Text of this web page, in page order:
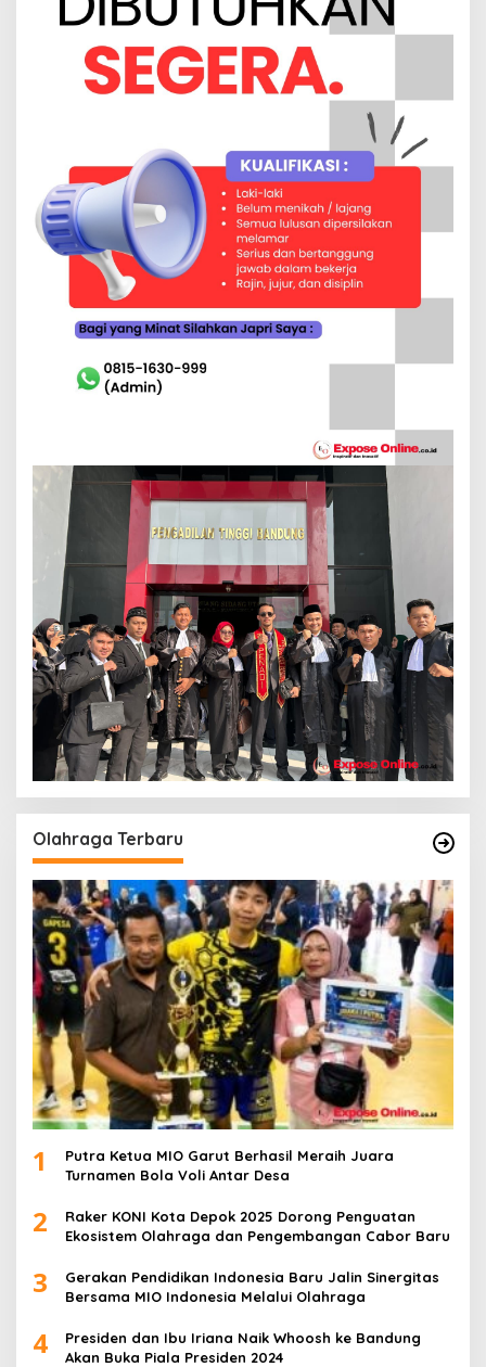
Olahraga Terbaru
1
Putra Ketua MIO Garut Berhasil Meraih Juara
Turnamen Bola Voli Antar Desa
2
Raker KONI Kota Depok 2025 Dorong Penguatan
Ekosistem Olahraga dan Pengembangan Cabor Baru
3
Gerakan Pendidikan Indonesia Baru Jalin Sinergitas
Bersama MIO Indonesia Melalui Olahraga
4
Presiden dan Ibu Iriana Naik Whoosh ke Bandung
Akan Buka Piala Presiden 2024